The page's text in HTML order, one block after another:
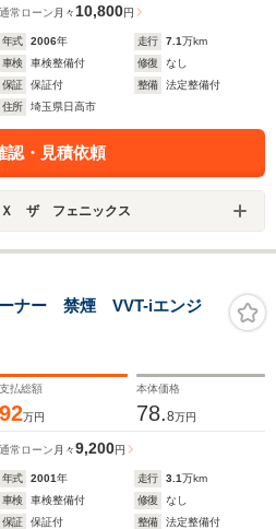
通常ローン 月々 10,800円
年式 2006年 走行 7.1万km
車検
車検整備付 修復
なし
保証
保証付 整備
法定整備付
住所
埼玉県日高市
認・見積依頼
Ｘ ザ フェニックス
ナー 禁煙 VVT-iエンジ
支払総額
92万円
本体価格
78.8万円
通常ローン 月々9,200円
年式 2001年 走行 3.1万km
車検
車検整備付 修復
なし
保証
保証付 整備
法定整備付